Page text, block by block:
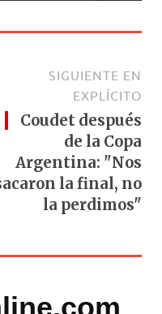
SIGUIENTE EN
EXPLÍCITO
Coudet después
de la Copa
Argentina: "Nos
la final, no
la perdimos"